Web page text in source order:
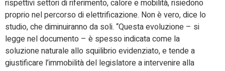
rispettivi settori di riferimento, calore e mobilità, risiedono
proprio nel percorso di elettrificazione. Non è vero, dice lo
studio, che diminuiranno da soli. “Questa evoluzione – si
legge nel documento – è spesso indicata come la
soluzione naturale allo squilibrio evidenziato, e tende a
giustificare l’immobilità del legislatore a intervenire alla